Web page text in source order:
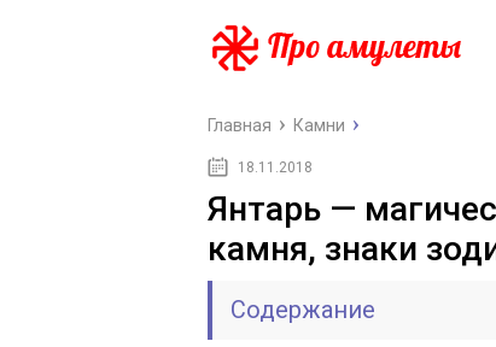
Главная Камни
18.11.2018
Янтарь —
камня, знаки
Содержание